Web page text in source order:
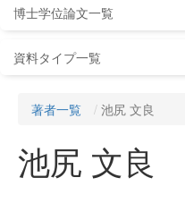
博士学位論文一覧
資料タイプ一覧
著者一覧 池尻 文良
池尻 文良